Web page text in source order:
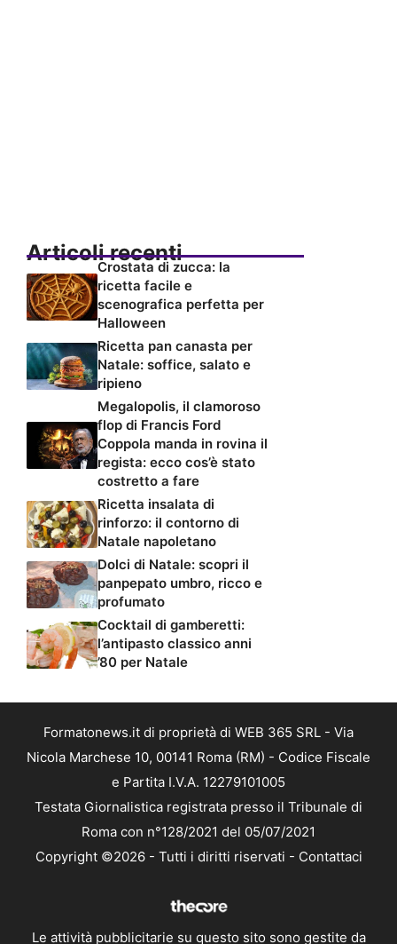
Articoli recenti
Crostata di zucca: la
ricetta facile e
scenografica perfetta per
Halloween
Ricetta pan canasta per
Natale: soffice, salato e
ripieno
Megalopolis, il clamoroso
flop di Francis Ford
Coppola manda in rovina il
regista: ecco cos’è stato
costretto a fare
Ricetta insalata di
rinforzo: il contorno di
Natale napoletano
Dolci di Natale: scopri il
panpepato umbro, ricco e
profumato
Cocktail di gamberetti:
l’antipasto classico anni
’80 per Natale
Formatonews.it di proprietà di WEB 365 SRL - Via
Nicola Marchese 10, 00141 Roma (RM) - Codice Fiscale
e Partita I.V.A. 12279101005
Testata Giornalistica registrata presso il Tribunale di
Roma con n°128/2021 del 05/07/2021
Copyright ©2026 - Tutti i diritti riservati - Contattaci
Le attività pubblicitarie su questo sito sono gestite da